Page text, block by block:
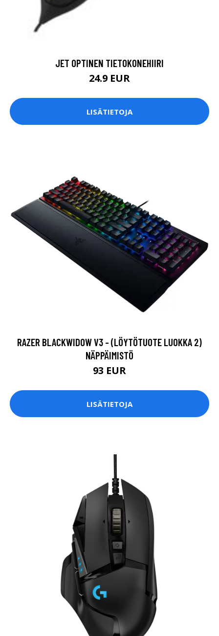
JET OPTINEN TIETOKONEHIIRI
24.9 EUR
LISÄTIETOJA
RAZER BLACKWIDOW V3 - (LÖYTÖTUOTE LUOKKA 2)
NÄPPÄIMISTÖ
93 EUR
LISÄTIETOJA